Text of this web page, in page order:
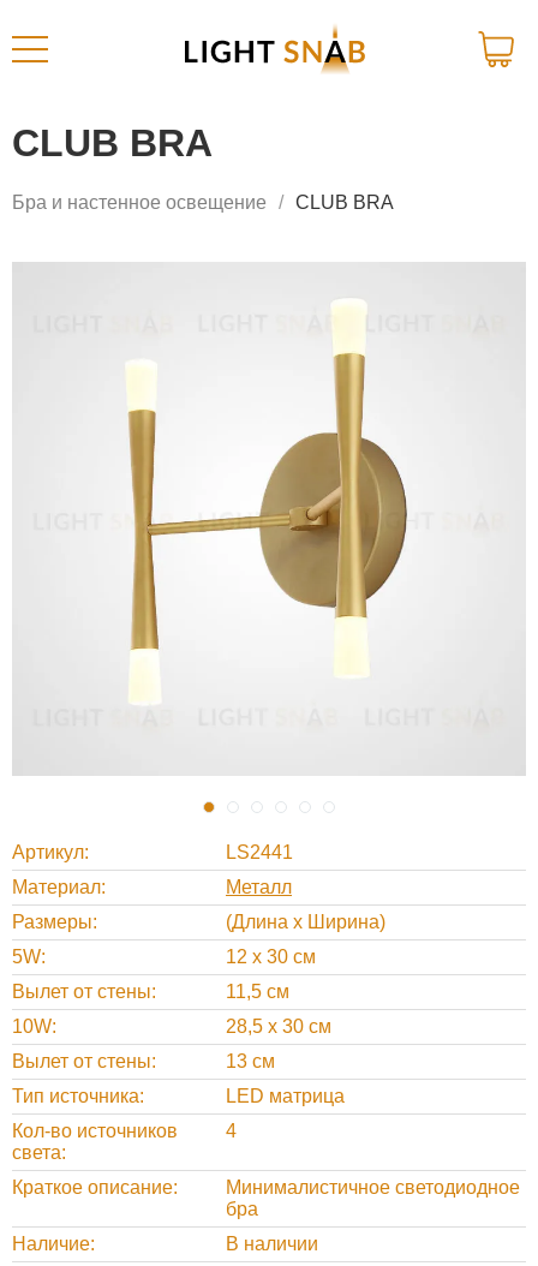
CLUB BRA
Бра и настенное освещение CLUB BRA
Артикул
LS2441
Материал
Металл
Размеры
(Длина х Ширина)
5W
12 х 30 см
Вылет от стены
11,5 см
10W
28,5 х 30 см
Вылет от стены
13 см
Тип источника
LED матрица
Кол-во источников
света
4
Краткое описание
Минималистичное светодиодное
бра
Наличие
В наличии